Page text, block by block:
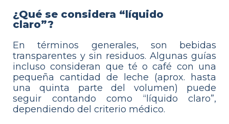
¿Qué se considera “líquido
claro”?
En términos generales, son bebidas
transparentes y sin residuos. Algunas guías
incluso consideran que té o café con una
pequeña cantidad de leche (aprox. hasta
una quinta parte del volumen) puede
seguir contando como “líquido claro”,
dependiendo del criterio médico.